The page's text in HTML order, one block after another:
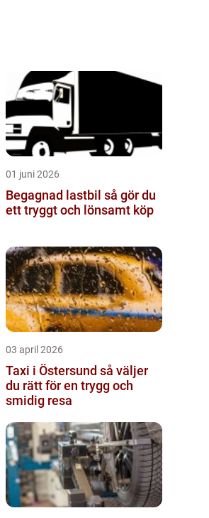
01 juni 2026
Begagnad lastbil så gör du
ett tryggt och lönsamt köp
03 april 2026
Taxi i Östersund så väljer
du rätt för en trygg och
smidig resa